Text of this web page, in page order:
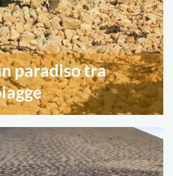
paradiso tra